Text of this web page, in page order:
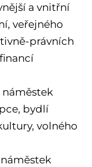
a vnitřní
veřejného
právních
náměstek
bydlí
volného